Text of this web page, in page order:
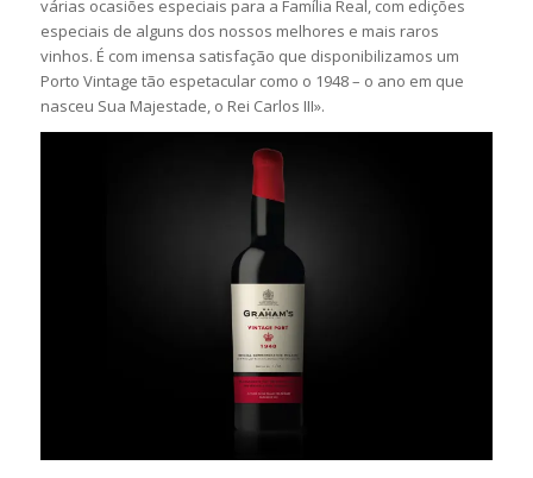
várias ocasiões especiais para a Família Real, com edições
especiais de alguns dos nossos melhores e mais raros
vinhos. É com imensa satisfação que disponibilizamos um
Porto Vintage tão espetacular como o 1948 – o ano em que
nasceu Sua Majestade, o Rei Carlos III».